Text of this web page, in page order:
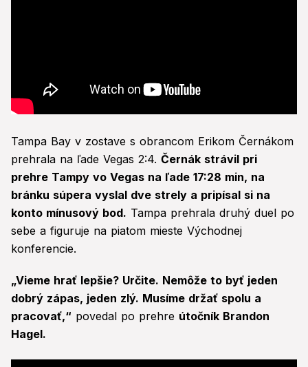
Tampa Bay v zostave s obrancom Erikom Černákom
prehrala na ľade Vegas 2:4. Černák strávil pri
prehre Tampy vo Vegas na ľade 17:28 min, na
bránku súpera vyslal dve strely a pripísal si na
konto mínusový bod. Tampa prehrala druhý duel po
sebe a figuruje na piatom mieste Východnej
konferencie.
„Vieme hrať lepšie? Určite. Nemôže to byť jeden
dobrý zápas, jeden zlý. Musíme držať spolu a
pracovať,“ povedal po prehre útočník Brandon
Hagel.